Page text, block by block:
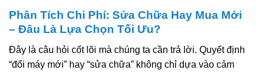
Phân Tích Chi Phí: Sửa Chữa Hay Mua Mới
– Đâu Là Lựa Chọn Tối Ưu?
Đây là câu hỏi cốt lõi mà chúng ta cần trả lời. Quyết định
“đổi máy mới” hay “sửa chữa” không chỉ dựa vào cảm